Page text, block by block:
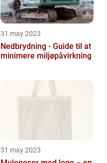
31 may 2023
Nedbrydning - Guide til at
minimere miljøpåvirkning
31 may 2023